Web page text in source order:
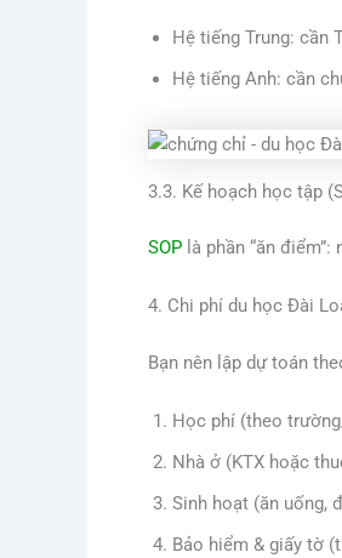
Hệ tiếng Trung: cần
Hệ tiếng Anh: cần
3.3. Kế hoạch học tập
SOP là phần “ăn
4. Chi phí du học Đài
Bạn nên lập dự toán
Học phí (theo
Nhà ở (KTX hoặc
Sinh hoạt (ăn uống,
Bảo hiểm & giấy tờ